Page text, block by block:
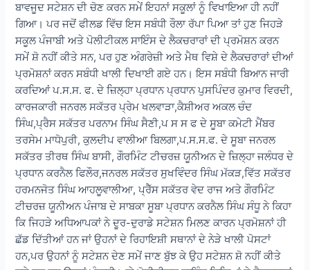
ਬਾਵਜੂਦ ਸਟੇਸ਼ਨ ਦੀ ਚੋਣ ਕਰਨ ਸਮੇਂ ਇਹਨਾਂ ਸਕੂਲਾਂ ਨੂੰ ਵਿਖਾਇਆ ਹੀ ਨਹੀਂ
ਗਿਆ। ਪਰ ਜਦੋਂ ਫੀਲਡ ਵਿੱਚ ਇਸ ਸਬੰਧੀ ਰੌਲਾ ਰੱਪਾ ਪਿਆ ਤਾਂ ਹੁਣ ਜਿਹੜੇ
ਸਕੂਲ ਪੰਜਾਬੀ ਅਤੇ ਪੋਲੀਟੀਕਲ ਸਾਇੰਸ ਦੇ ਲੈਕਚਰਾਰਾਂ ਦੀ ਪ੍ਰਮੋਸ਼ਨ ਕਰਨ
ਸਮੇਂ ਸ਼ੋ ਨਹੀਂ ਕੀਤੇ ਸਨ, ਪਰ ਹੁਣ ਅੰਗਰੇਜ਼ੀ ਅਤੇ ਮੈਥ ਵਿਸ਼ੇ ਦੇ ਲੈਕਚਰਾਰਾਂ ਦੀਆਂ
ਪ੍ਰਮੋਸ਼ਨਾਂ ਕਰਨ ਸਬੰਧੀ ਖਾਲੀ ਦਿਖਾਈ ਗਏ ਹਨ। ਇਸ ਸਬੰਧੀ ਬਿਆਨ ਜਾਰੀ
ਕਰਦਿਆਂ ਪ.ਸ.ਸ. ਫ. ਦੇ ਜ਼ਿਲ੍ਹਾ ਪ੍ਰਧਾਨ ਪ੍ਰਧਾਨ ਪੁਸਪਿੰਦਰ ਕੁਮਾਰ ਵਿਰਦੀ,
ਕਾਰਜਕਾਰੀ ਜਨਰਲ ਸਕੱਤਰ ਪ੍ਰੇਮ ਖਲਵਾੜਾ,ਕੈਸ਼ੀਅਰ ਅਕਲ ਚੰਦ
ਸਿੰਘ,ਪ੍ਰੈਸ ਸਕੱਤਰ ਪਰਨਾਮ ਸਿੰਘ ਸੈਣੀ,ਪ ਸ ਸ ਫ ਦੇ ਸੂਬਾ ਕਮੇਟੀ ਮੈਂਬਰ
ਤਰਸੇਮ ਮਾਧੋਪੁਰੀ, ਕੁਲਦੀਪ ਵਾਲੀਆ ਬਿਲਗਾ,ਪ.ਸ.ਸ.ਫ. ਦੇ ਸੂਬਾ ਜਨਰਲ
ਸਕੱਤਰ ਤੀਰਥ ਸਿੰਘ ਬਾਸੀ, ਗੌਰਮਿੰਟ ਟੀਚਰਜ਼ ਯੂਨੀਅਨ ਦੇ ਜ਼ਿਲ੍ਹਾ ਜਲੰਧਰ ਦੇ
ਪ੍ਰਧਾਨ ਕਰਨੈਲ ਫਿਲੌਰ,ਜਨਰਲ ਸਕੱਤਰ ਸੁਖਵਿੰਦਰ ਸਿੰਘ ਮੱਕੜ,ਵਿੱਤ ਸਕੱਤਰ
ਹਰਮਨਜੋਤ ਸਿੰਘ ਆਹਲੂਵਾਲੀਆ, ਪ੍ਰੈੱਸ ਸਕੱਤਰ ਵੇਦ ਰਾਜ ਅਤੇ ਗੌਰਮਿੰਟ
ਟੀਚਰਜ਼ ਯੂਨੀਅਨ ਪੰਜਾਬ ਦੇ ਸਾਬਕਾ ਸੂਬਾ ਪ੍ਰਧਾਨ ਕਰਨੈਲ ਸਿੰਘ ਸੰਧੂ ਨੇ ਕਿਹਾ
ਕਿ ਜਿਹੜੇ ਅਧਿਆਪਕਾਂ ਨੇ ਦੂਰ-ਦੁਰਾਡੇ ਸਟੇਸ਼ਨ ਮਿਲਣ ਕਾਰਨ ਪ੍ਰਮੋਸ਼ਨਾਂ ਹੀ
ਛੱਡ ਦਿੱਤੀਆਂ ਹਨ ਜਾਂ ਉਹਨਾਂ ਦੇ ਰਿਹਾਇਸ਼ੀ ਸਥਾਨਾਂ ਦੇ ਨੇੜੇ ਖਾਲੀ ਪੋਸਟਾਂ
ਹਨ,ਪਰ ਉਹਨਾਂ ਨੂੰ ਸਟੇਸ਼ਨ ਦੇਣ ਸਮੇਂ ਜਾਣ ਬੁੱਝ ਕੇ ਉਹ ਸਟੇਸ਼ਨ ਸ਼ੋ ਨਹੀਂ ਕੀਤੇ